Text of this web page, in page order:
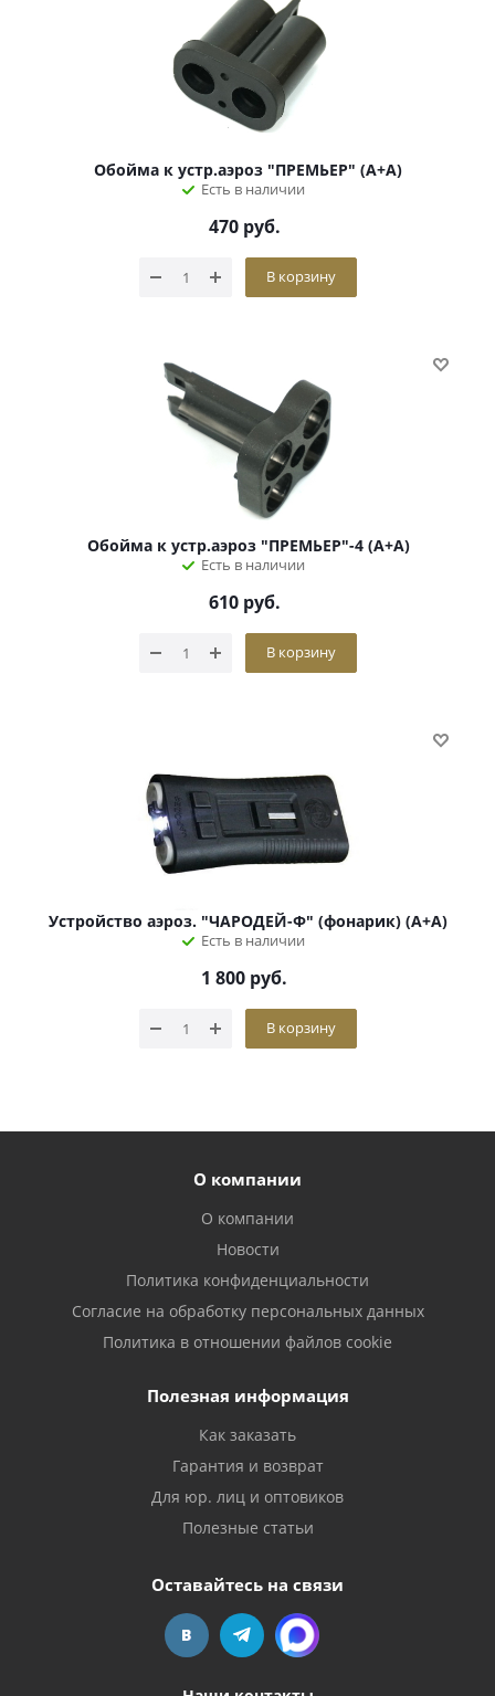
Обойма к устр.аэроз "ПРЕМЬЕР" (А+А)
Есть в наличии
470руб.
В корзину
Обойма к устр.аэроз "ПРЕМЬЕР"-4 (А+А)
Есть в наличии
610руб.
В корзину
Устройство аэроз. "ЧАРОДЕЙ-Ф" (фонарик) (А+А)
Есть в наличии
1 800 руб.
В корзину
О компании
О компании
Новости
Политика конфиденциальности
Согласие на обработку персональных данных
Политика в отношении файлов cookie
Полезная информация
Как заказать
Гарантия и возврат
Для юр. лиц и оптовиков
Полезные статьи
Оставайтесь на связи